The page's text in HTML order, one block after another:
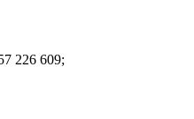
226 609;